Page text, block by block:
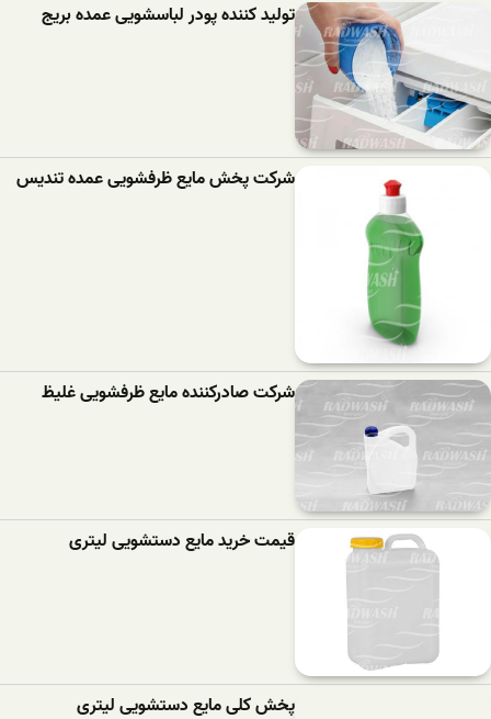
تولید کننده پودر لباسشویی عمده بریج
شرکت پخش مایع ظرفشویی عمده تندیس
شرکت صادرکننده مایع ظرفشویی غلیظ
قیمت خرید مایع دستشویی لیتری
پخش کلی مایع دستشویی لیتری